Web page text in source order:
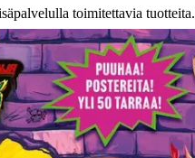
toimitettavia tuotteita.